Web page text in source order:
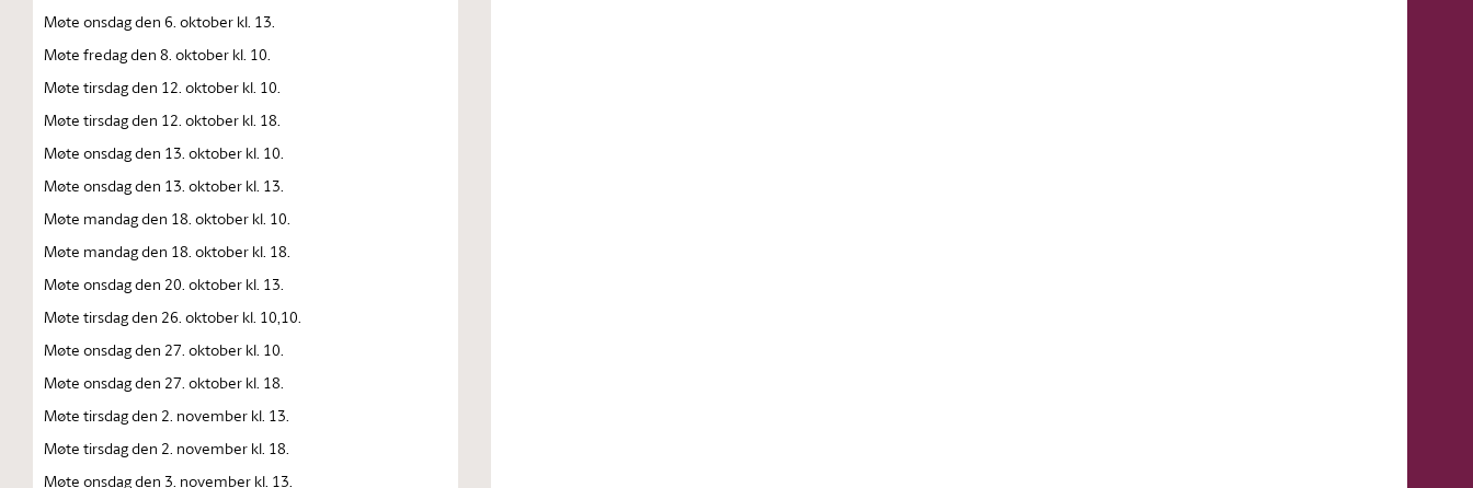
Møte onsdag den 6. oktober kl. 13.
Møte fredag den 8. oktober kl. 10.
Møte tirsdag den 12. oktober kl. 10.
Møte tirsdag den 12. oktober kl. 18.
Møte onsdag den 13. oktober kl. 10.
Møte onsdag den 13. oktober kl. 13.
Møte mandag den 18. oktober kl. 10.
Møte mandag den 18. oktober kl. 18.
Møte onsdag den 20. oktober kl. 13.
Møte tirsdag den 26. oktober kl. 10,10.
Møte onsdag den 27. oktober kl. 10.
Møte onsdag den 27. oktober kl. 18.
Møte tirsdag den 2. november kl. 13.
Møte tirsdag den 2. november kl. 18.
Møte onsdag den 3. november kl. 13.